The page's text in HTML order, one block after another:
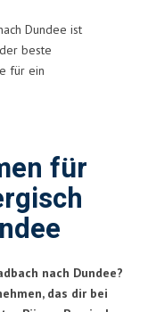
Dundee ist
beste
für ein
für
nach Dundee?
das dir bei